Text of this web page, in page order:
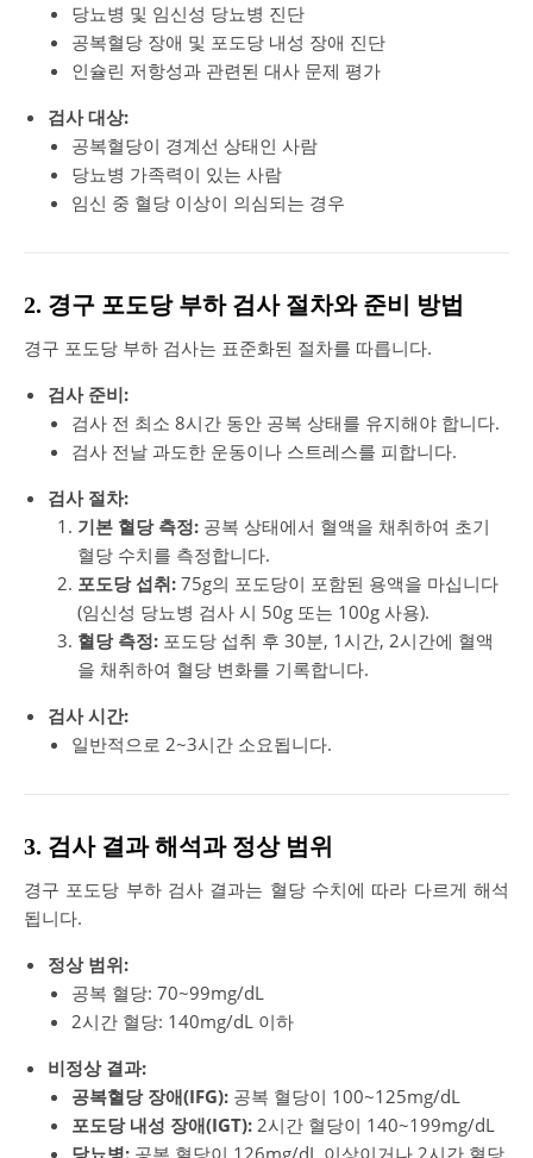
당뇨병 및 임신성 당뇨병 진단
공복혈당 장애 및 포도당 내성 장애 진단
인슐린 저항성과 관련된 대사 문제 평가
검사 대상:
공복혈당이 경계선 상태인 사람
당뇨병 가족력이 있는 사람
임신 중 혈당 이상이 의심되는 경우
2. 경구 포도당 부하 검사 절차와 준비 방법
경구 포도당 부하 검사는 표준화된 절차를 따릅니다.
검사 준비:
검사 전 최소 8시간 동안 공복 상태를 유지해야 합니다.
검사 전날 과도한 운동이나 스트레스를 피합니다.
검사 절차:
기본 혈당 측정: 공복 상태에서 혈액을 채취하여 초기
혈당 수치를 측정합니다.
포도당 섭취: 75g의 포도당이 포함된 용액을 마십니다
(임신성 당뇨병 검사 시 50g 또는 100g 사용).
혈당 측정: 포도당 섭취 후 30분, 1시간, 2시간에 혈액
을 채취하여 혈당 변화를 기록합니다.
검사 시간:
일반적으로 2~3시간 소요됩니다.
3. 검사 결과 해석과 정상 범위
경구 포도당 부하 검사 결과는 혈당 수치에 따라 다르게 해석
됩니다.
정상 범위:
공복 혈당: 70~99mg/dL
2시간 혈당: 140mg/dL 이하
비정상 결과:
공복혈당 장애(IFG): 공복 혈당이 100~125mg/dL
포도당 내성 장애(IGT): 2시간 혈당이 140~199mg/dL
당뇨병: 공복 혈당이 126mg/dL 이상이거나 2시간 혈당